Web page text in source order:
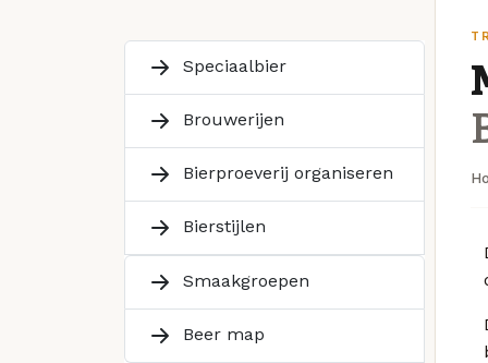
Speciaalbier
Brouwerijen
Bierproeverij organiseren
Bierstijlen
Smaakgroepen
Beer map